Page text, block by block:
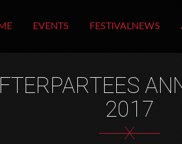
EVENTS FESTIVALNEWS
2017
X